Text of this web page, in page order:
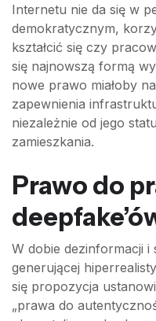
Internetu nie da się w
demokratycznym,
kształcić się czy
się najnowszą formą
nowe prawo miałoby
zapewnienia
niezależnie od jego
zamieszkania.
Prawo do
W dobie dezinformacji i
generującej
się propozycja
„prawa do